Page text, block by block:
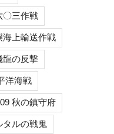
〇三作戦
海上輸送作戦
龍の反撃
洋海戦
秋の鎮守府
タルの戦鬼